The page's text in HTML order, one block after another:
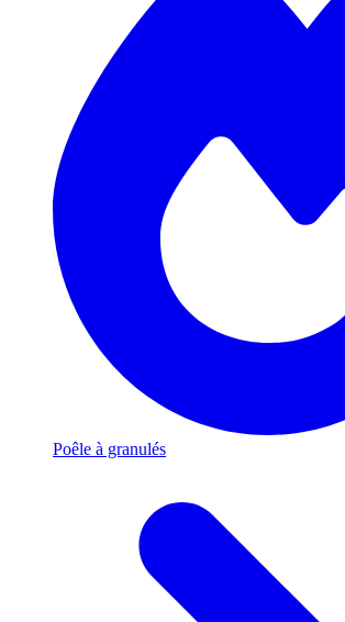
Poêle à granulés